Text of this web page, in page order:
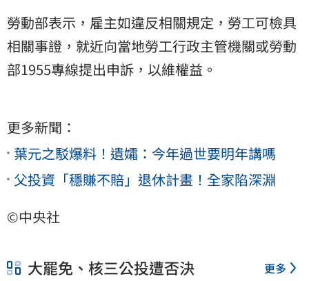
勞動部表示，雇主如違反相關規定，勞工可檢具
相關事證，就近向當地勞工行政主管機關或勞動
部1955專線提出申訴，以維權益。
更多新聞：
葉元之駁爆料！遺孀：今年過世要明年講嗎
父投資「穩賺不賠」退休計畫！全家陷深淵
©中央社
大罷免、核三公投遭否決 更多